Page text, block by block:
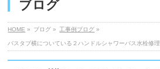
ブログ
HOME » ブログ » 工事例ブログ »
バスタブ横についている２ハンドルシャワーバス水栓修理